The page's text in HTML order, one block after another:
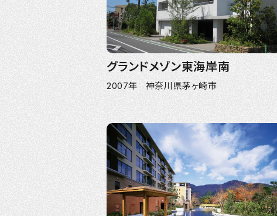
グランドメゾン東海岸南
2007年 神奈川県茅ヶ崎市